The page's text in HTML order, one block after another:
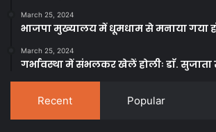
March 25, 2024
भाजपा मुख्यालय में धूमधाम से मनाया गया
March 25, 2024
गर्भावस्था में संभलकर खेलें होलीः डाॅ.
Recent Popular